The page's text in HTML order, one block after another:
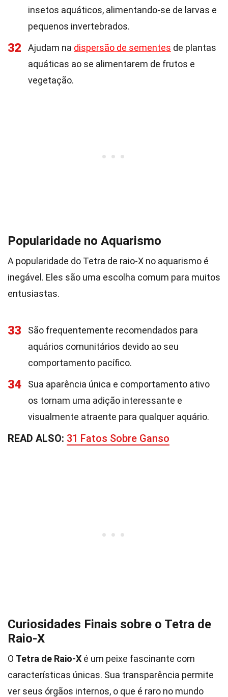
insetos aquáticos, alimentando-se de larvas e
pequenos invertebrados.
32 Ajudam na dispersão de sementes de plantas
aquáticas ao se alimentarem de frutos e
vegetação.
Popularidade no Aquarismo
A popularidade do Tetra de raio-X no aquarismo é
inegável. Eles são uma escolha comum para muitos
entusiastas.
33
São frequentemente recomendados para
aquários comunitários devido ao seu
comportamento pacífico.
34
Sua aparência única e comportamento ativo
os tornam uma adição interessante e
visualmente atraente para qualquer aquário.
READ ALSO: 31 Fatos Sobre Ganso
Curiosidades Finais sobre o Tetra de
Raio-X
O Tetra de Raio-X é um peixe fascinante com
características únicas. Sua transparência permite
ver seus órgãos internos, o que é raro no mundo